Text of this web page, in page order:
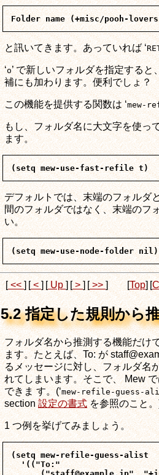
と訊いてきます。あっていれば ‘
‘o’ で新しいフォルダを指定する
補にも加わります。便利でしょ？
この機能を提供する関数は ‘mew-
もし、フォルダ名に大文字を使っ
ます。
デフォルトでは、末端のフォルダ
間のフォルダではなく、末端のフ
い。
[ << ] [ < ][ Up ] [ > ] [ >> ] [Top] [
5.2 指定した規則から
フォルダ名から推測する機能だけ
ます。たとえば、To: が
るメッセージに対し、フォルダ名
れてしまいます。そこで、 Mew で
できま す。(‘mew-refile-guess-
section設定の書式を参照のこと
1 つ例を挙げてみましょう。
(setq mew-refile-guess-alist
  '(("To:"
("staff@example.jp"